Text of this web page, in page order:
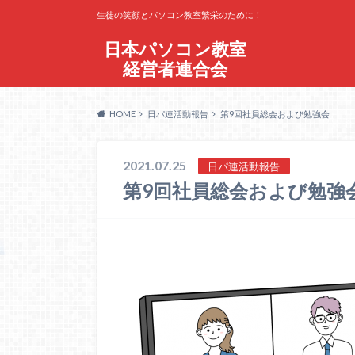
日本パソコン教室
経営者連合会
生徒の笑顔とパソコン教室繁栄のために！
HOME 日パ連活動報告 第9回社員総会および勉強会
2021.07.25 日パ連活動報告
第9回社員総会および勉強